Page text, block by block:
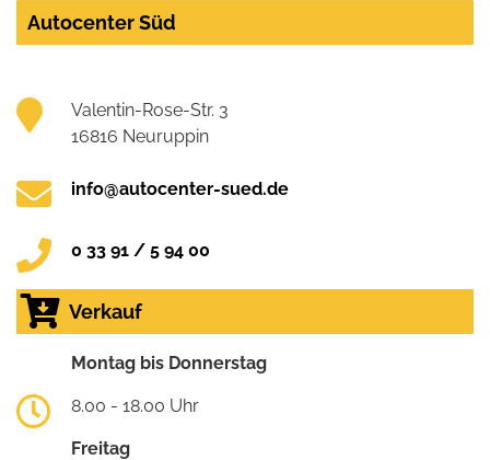
Autocenter Süd
Valentin-Rose-Str. 3
16816 Neuruppin
info@autocenter-sued.de
0 33 91 / 5 94 00
Verkauf
Montag bis Donnerstag
8.00 - 18.00 Uhr
Freitag